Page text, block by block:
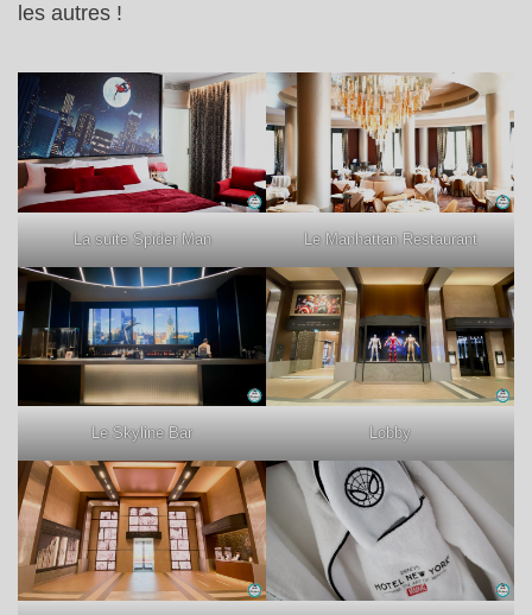
les autres !
La suite Spider Man Le Manhattan Restaurant
Le Skyline Bar Lobby